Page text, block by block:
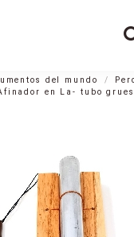
del mundo
en La- tubo